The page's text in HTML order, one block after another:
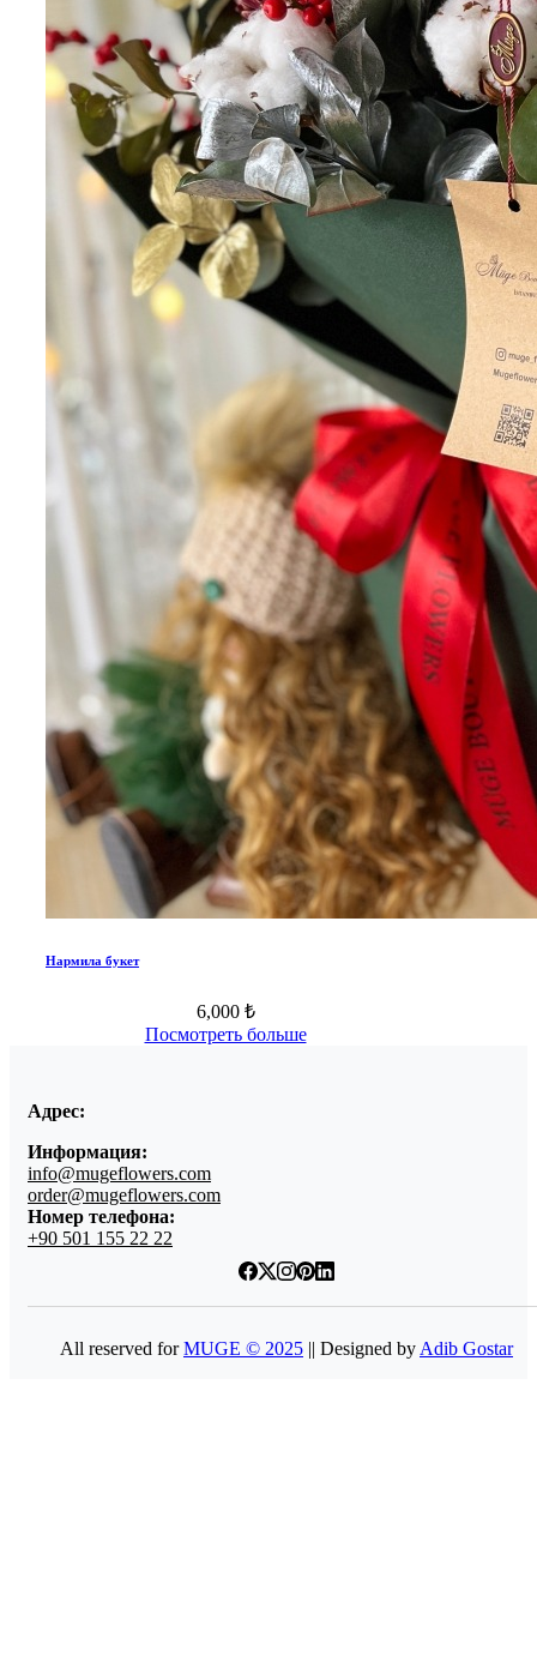
Нармила букет
6,000 ₺
Посмотреть больше
Адрес:
Информация:
info@mugeflowers.com
order@mugeflowers.com
Номер телефона:
+90 501 155 22 22
All reserved forMUGE © 2025 || Designed by Adib Gostar